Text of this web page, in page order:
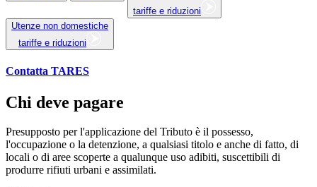
tariffe e riduzioni
Utenze non domestiche
tariffe e riduzioni
Contatta TARES
Chi deve pagare
Presupposto per l'applicazione del Tributo è il possesso,
l'occupazione o la detenzione, a qualsiasi titolo e anche di fatto, di
locali o di aree scoperte a qualunque uso adibiti, suscettibili di
produrre rifiuti urbani e assimilati.